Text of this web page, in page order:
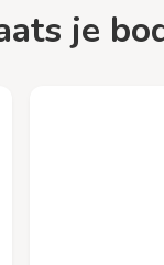
je